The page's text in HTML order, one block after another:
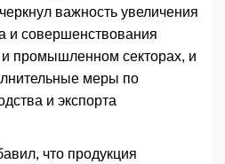
важность увеличения
и совершенствования
и промышленном секторах, и
меры по
и экспорта
что продукция